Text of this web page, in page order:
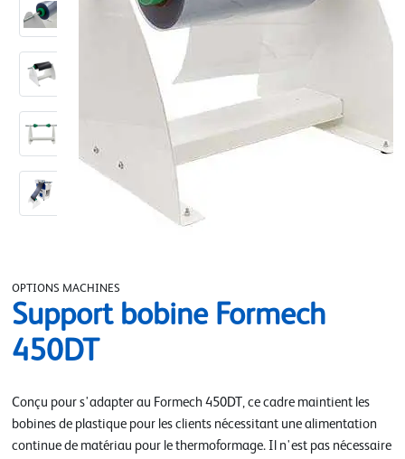
OPTIONS MACHINES
Support bobine Formech
450DT
Conçu pour s'adapter au Formech 450DT, ce cadre maintient les
bobines de plastique pour les clients nécessitant une alimentation
continue de matériau pour le thermoformage. Il n'est pas nécessaire